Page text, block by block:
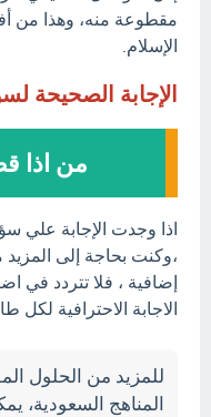
مقطوعة منه، وهذا من
الإسلام.
الإجابة الصحيحة
من اذا
اذا وجدت الإجابة علي
،وكنت بحاجة إلى
إضافية ، فلا تتردد في
الاجابة الاحترافية لكل
للمزيد من الحلول
المناهج السعودية،